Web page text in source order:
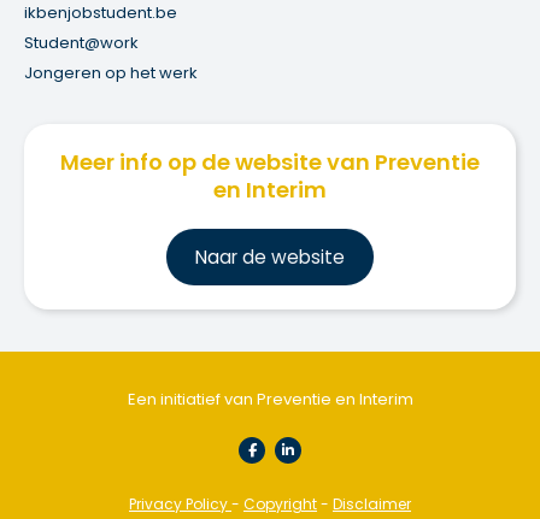
ikbenjobstudent.be
Student@work
Jongeren op het werk
Meer info op de website van Preventie
en Interim
Naar de website
Een initiatief van Preventie en Interim
Privacy Policy- Copyright- Disclaimer